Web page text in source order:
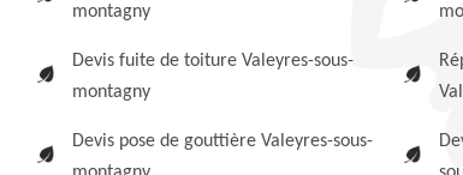
montagny
Devis fuite de toiture Valeyres-sous-
montagny
Devis pose de gouttière Valeyres-sous-